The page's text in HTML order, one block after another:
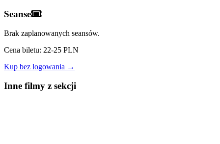
Seanse
Brak zaplanowanych seansów.
Cena biletu: 22-25 PLN
Kup bez logowania →
Inne filmy z sekcji